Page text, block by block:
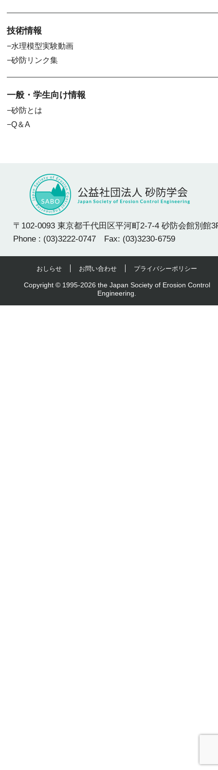
技術情報
水理模型実験動画
砂防リンク集
一般・学生向け情報
砂防とは
Q＆A
〒102-0093 東京都千代田区平河町2-7-4 砂防会館別館
Phone : (03)3222-0747 Fax: (03)3230-6759
おしらせ お問い合わせ プライバシーポリシー
Copyright © 1995-2026 the Japan Society of Erosion Control
Engineering.